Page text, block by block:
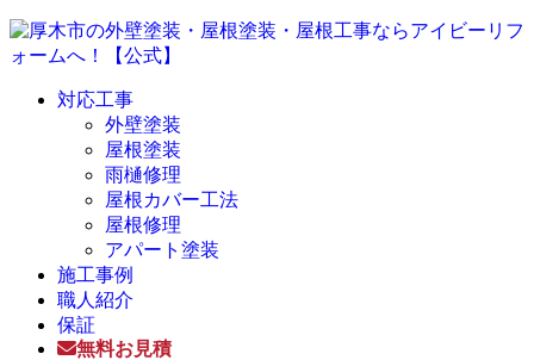
対応工事
外壁塗装
屋根塗装
雨樋修理
屋根カバー工法
屋根修理
アパート塗装
施工事例
職人紹介
保証
無料お見積